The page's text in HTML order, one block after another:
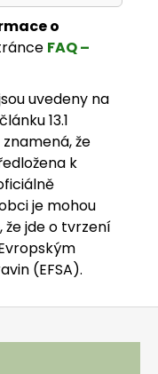
o
FAQ –
uvedeny na
13.1
že
k
je mohou
že jde o tvrzení
(EFSA).